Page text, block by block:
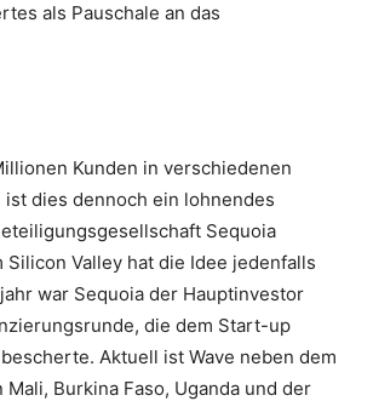
als Pauschale an das
Kunden in verschiedenen
ist dies dennoch ein lohnendes
Sequoia
Silicon Valley hat die Idee jedenfalls
war Sequoia der Hauptinvestor
die dem Start-up
Aktuell ist Wave neben dem
Mali, Burkina Faso, Uganda und der